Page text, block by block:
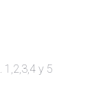
1,2,3,4 y 5